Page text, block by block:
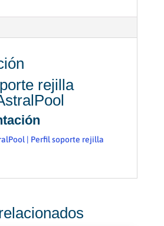
rejilla
| Perfil soporte rejilla